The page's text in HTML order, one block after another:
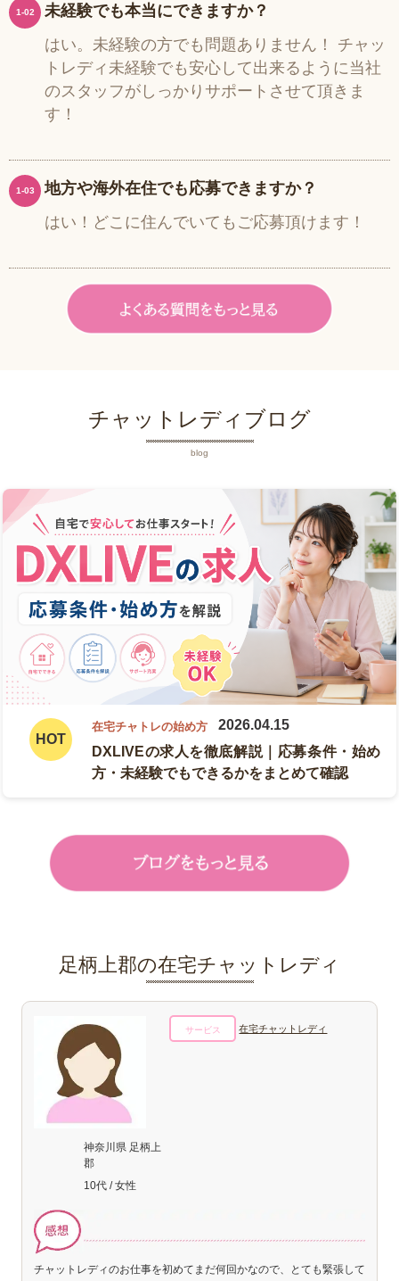
1-02
未経験でも本当にできますか？
はい。未経験の方でも問題ありません！ チャッ
トレディ未経験でも安心して出来るように当社
のスタッフがしっかりサポートさせて頂きま
す！
1-03
地方や海外在住でも応募できますか？
はい！どこに住んでいてもご応募頂けます！
チャットレディブログ
blog
在宅チャトレの始め方
2026.04.15
DXLIVEの求人を徹底解説｜応募条件・始め
方・未経験でもできるかをまとめて確認
足柄上郡の在宅チャットレディ
神奈川県 足柄上
郡
10代 / 女性
サービス 在宅チャットレディ
チャットレディのお仕事を初めてまだ何回かなので、とても緊張して